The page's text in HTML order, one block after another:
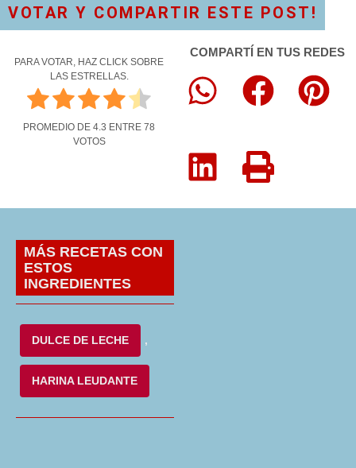
VOTAR Y COMPARTIR ESTE POST!
PARA VOTAR, HAZ CLICK SOBRE
LAS ESTRELLAS.
PROMEDIO DE 4.3 ENTRE 78
VOTOS
COMPARTÍ EN TUS REDES
MÁS RECETAS CON
ESTOS
INGREDIENTES
DULCE DE LECHE ,
HARINA LEUDANTE